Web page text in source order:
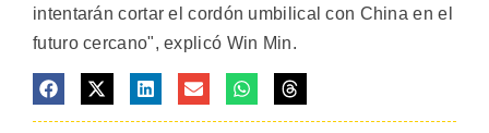
intentarán cortar el cordón umbilical con China en el
futuro cercano", explicó Win Min.